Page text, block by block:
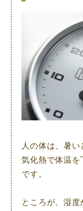
人の体は、暑
気化熱で体温を
です。
ところが、湿度